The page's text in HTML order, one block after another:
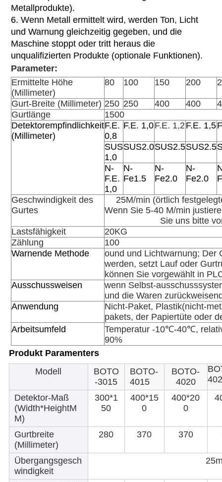
Metallprodukte).
6. Wenn Metall ermittelt wird, werden Ton, Licht
und Warnung gleichzeitig gegeben, und die
Maschine stoppt oder tritt heraus die
unqualifizierten Produkte (optionale Funktionen).
Parameter:
Ermittelte Höhe
(Millimeter)
80 100 150 200
Gurt-Breite (Millimeter) 250 250 400 400
Gurtlänge
1500
Detektorempfindlichkeit
(Millimeter)
F.E.
0,8
F.E. 1,0F.E. 1,2 F.E. 1,5
SUS
1,0
SUS2.0SUS2.5SUS2.5
N-
F.E.
1,0
N-
Fe1.5
N-
Fe2.0
N-
Fe2.0
Geschwindigkeit des
Gurtes
25M/min (örtlich
Wenn Sie 5-40 M/min
Sie uns bitte
Lastsfähigkeit
20KG
Zählung
100
Warnende Methode
ound und Lichtwarnung; Der
werden, setzt Lauf oder
können Sie vorgewählt in
Ausschussweisen
wenn Selbst-
und die Waren
Anwendung
Nicht-Paket, Plastik(nicht-
pakets, der Papiertüte oder
Arbeitsumfeld
Temperatur -10℃-40℃,
90%
Produkt Paramenters
Modell
BOTO
-3015
BOTO-
4015
BOTO-
4020
Detektor-Maß
(Width*HeightM
M)
300*1
50
400*15
0
400*20
0
Gurtbreite
(Millimeter)
280 370 370
Übergangsgesch
windigkeit